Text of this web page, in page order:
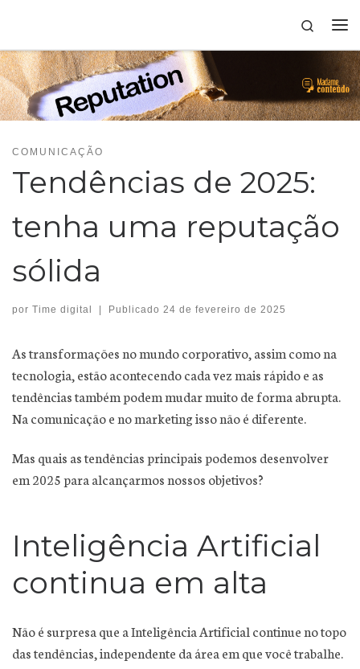
Search
COMUNICAÇÃO
Tendências de 2025:
tenha uma reputação
sólida
por Time digital | Publicado 24 de fevereiro de 2025
As transformações no mundo corporativo, assim como na
tecnologia, estão acontecendo cada vez mais rápido e as
tendências também podem mudar muito de forma abrupta.
Na comunicação e no marketing isso não é diferente.
Mas quais as tendências principais podemos desenvolver
em 2025 para alcançarmos nossos objetivos?
Inteligência Artificial
continua em alta
Não é surpresa que a Inteligência Artificial continue no topo
das tendências, independente da área em que você trabalhe.